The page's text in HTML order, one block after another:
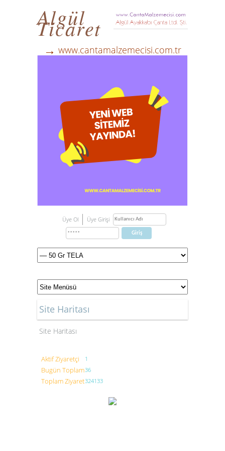
Algül
Ticaret
→ www.cantamalzemecisi.com.tr
Üye Ol Üye Girişi
Site Haritası
Site Haritası
Aktif Ziyaretçi 1
Bugün Toplam36
Toplam Ziyaret324133